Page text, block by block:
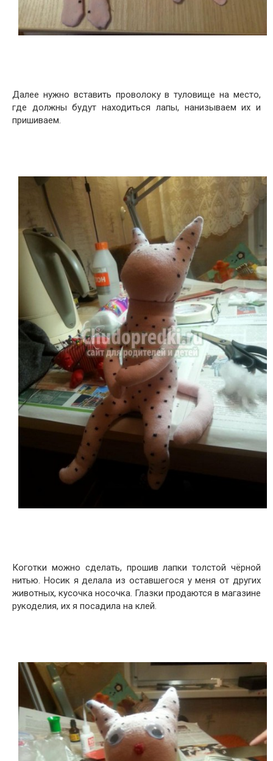
Далее нужно вставить проволоку в туловище на место,
где должны будут находиться лапы, нанизываем их и
пришиваем.
Коготки можно сделать, прошив лапки толстой чёрной
нитью. Носик я делала из оставшегося у меня от других
животных, кусочка носочка. Глазки продаются в магазине
рукоделия, их я посадила на клей.